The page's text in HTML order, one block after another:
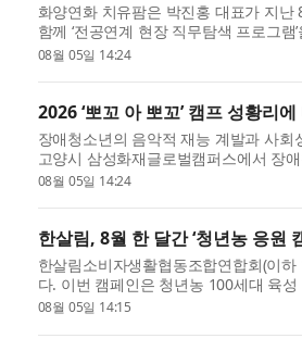
화양연화 치유팜은 박진홍 대표가 지난
함께 ‘전공연계 현장 직무탐색 프로그
중...
08월 05일 14:24
2026 ‘뽀꼬 아 뽀꼬’ 캠프 성황리에
장애청소년의 음악적 재능 계발과 사회
고양시 삼성화재글로벌캠퍼스에서 장
다. ...
08월 05일 14:24
한살림, 8월 한 달간 ‘청년농 응원
한살림소비자생활협동조합연합회(이
다. 이번 캠페인은 청년농 100세대 육
께 응원...
08월 05일 14:15